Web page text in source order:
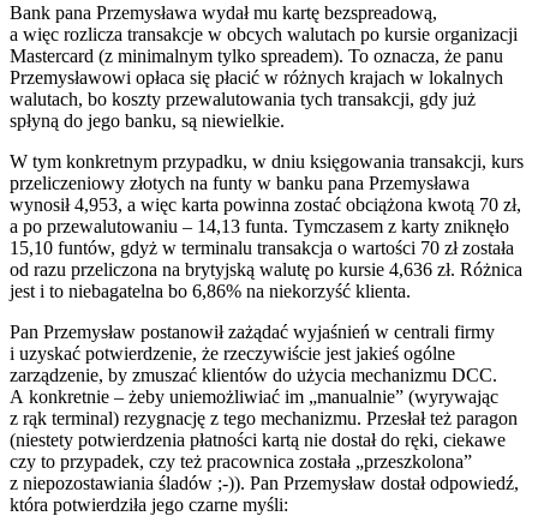
Bank pana Przemysława wydał mu kartę bezspreadową,
a więc rozlicza transakcje w obcych walutach po kursie organizacji
Mastercard (z minimalnym tylko spreadem). To oznacza, że panu
Przemysławowi opłaca się płacić w różnych krajach w lokalnych
walutach, bo koszty przewalutowania tych transakcji, gdy już
spłyną do jego banku, są niewielkie.
W tym konkretnym przypadku, w dniu księgowania transakcji, kurs
przeliczeniowy złotych na funty w banku pana Przemysława
wynosił 4,953, a więc karta powinna zostać obciążona kwotą 70 zł,
a po przewalutowaniu – 14,13 funta. Tymczasem z karty zniknęło
15,10 funtów, gdyż w terminalu transakcja o wartości 70 zł została
od razu przeliczona na brytyjską walutę po kursie 4,636 zł. Różnica
jest i to niebagatelna bo 6,86% na niekorzyść klienta.
Pan Przemysław postanowił zażądać wyjaśnień w centrali firmy
i uzyskać potwierdzenie, że rzeczywiście jest jakieś ogólne
zarządzenie, by zmuszać klientów do użycia mechanizmu DCC.
A konkretnie – żeby uniemożliwiać im „manualnie” (wyrywając
z rąk terminal) rezygnację z tego mechanizmu. Przesłał też paragon
(niestety potwierdzenia płatności kartą nie dostał do ręki, ciekawe
czy to przypadek, czy też pracownica została „przeszkolona”
z niepozostawiania śladów ;-)). Pan Przemysław dostał odpowiedź,
która potwierdziła jego czarne myśli: